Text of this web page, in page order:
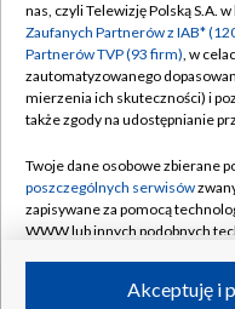
©2026 Telewizja
nas, czyli Telewizję Polską S.A.
Zaufanych Partnerów z IAB*
Partnerów TVP (93 firm), w
zautomatyzowanego
mierzenia ich skuteczności) i
także zgody na udostępnianie
Twoje dane osobowe zbierane
poszczególnych serwisów
zapisywane za pomocą
WWW lub innych podobnych
ruchu w Internecie.Akceptuję i